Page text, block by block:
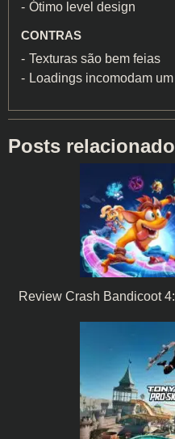
Ótimo level design
CONTRAS
Texturas são bem feias
Loadings incomodam
Posts
Review Crash Bandicoot